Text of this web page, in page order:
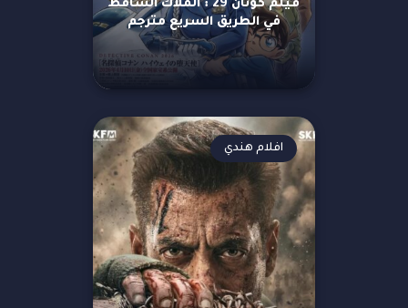
فيلم كونان 29 : الملاك الساقط
في الطريق السريع مترجم
افلام هندي